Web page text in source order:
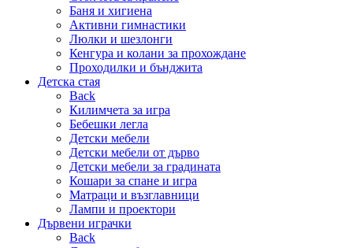
Баня и хигиена
Активни гимнастики
Люлки и шезлонги
Кенгура и колани за прохождане
Проходилки и бънджита
Детска стая
Back
Килимчета за игра
Бебешки легла
Детски мебели
Детски мебели от дърво
Детски мебели за градината
Кошари за спане и игра
Матраци и възглавници
Лампи и проектори
Дървени играчки
Back